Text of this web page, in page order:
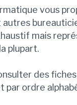
vous
mais
plupart.
des
par ordre